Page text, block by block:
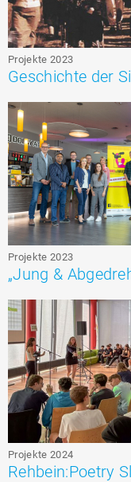
Projekte 2023
Geschichte der
Projekte 2023
„Jung &
Projekte 2024
Rehbein:Poetry